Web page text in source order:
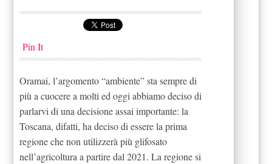
Pin It
Oramai, l’argomento “ambiente” sta sempre di
più a cuocere a molti ed oggi abbiamo deciso di
parlarvi di una decisione assai importante: la
Toscana, difatti, ha deciso di essere la prima
regione che non utilizzerà più glifosato
nell’agricoltura a partire dal 2021. La regione si